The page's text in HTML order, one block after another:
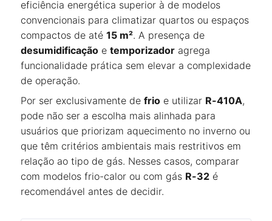
eficiência energética superior à de modelos
convencionais para climatizar quartos ou espaços
compactos de até 15 m². A presença de
desumidificação e temporizador agrega
funcionalidade prática sem elevar a complexidade
de operação.
Por ser exclusivamente de frio e utilizar R-410A,
pode não ser a escolha mais alinhada para
usuários que priorizam aquecimento no inverno ou
que têm critérios ambientais mais restritivos em
relação ao tipo de gás. Nesses casos, comparar
com modelos frio-calor ou com gás R-32 é
recomendável antes de decidir.